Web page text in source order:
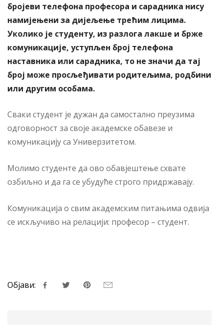
бројеви телефона професора и сарадника нису
намијењени за дијељење трећим лицима.
Уколико је студенту, из разлога лакше и брже
комуникације, уступљен број телефона
наставника или сарадника, то не значи да тај
број може просљеђивати родитељима, родбини
или другим особама.
Сваки студент је дужан да самостално преузима
одговорност за своје академске обавезе и
комуникацију са Универзитетом.
Молимо студенте да ово обавјештење схвате
озбиљно и да га се убудуће строго придржавају.
Комуникација о свим академским питањима одвија
се искључиво на релацији: професор – студент.
Објави: